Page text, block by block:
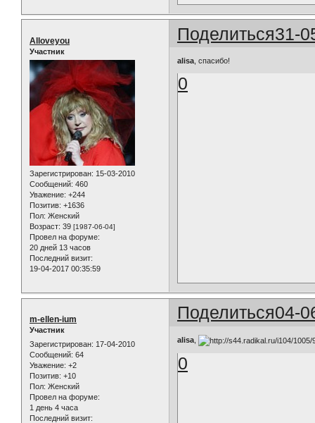
Поделиться31-
Alloveyou
Участник
Зарегистрирован: 15-03-2010
Сообщений: 460
Уважение: +244
Позитив: +1636
Пол: Женский
Возраст: 39 [1987-06-04]
Провел на форуме:
20 дней 13 часов
Последний визит:
19-04-2017 00:35:59
alisa, спасибо!
0
Поделиться04-
m-ellen-ium
Участник
Зарегистрирован: 17-04-2010
Сообщений: 64
Уважение: +2
Позитив: +10
Пол: Женский
Провел на форуме:
1 день 4 часа
Последний визит:
alisa
0